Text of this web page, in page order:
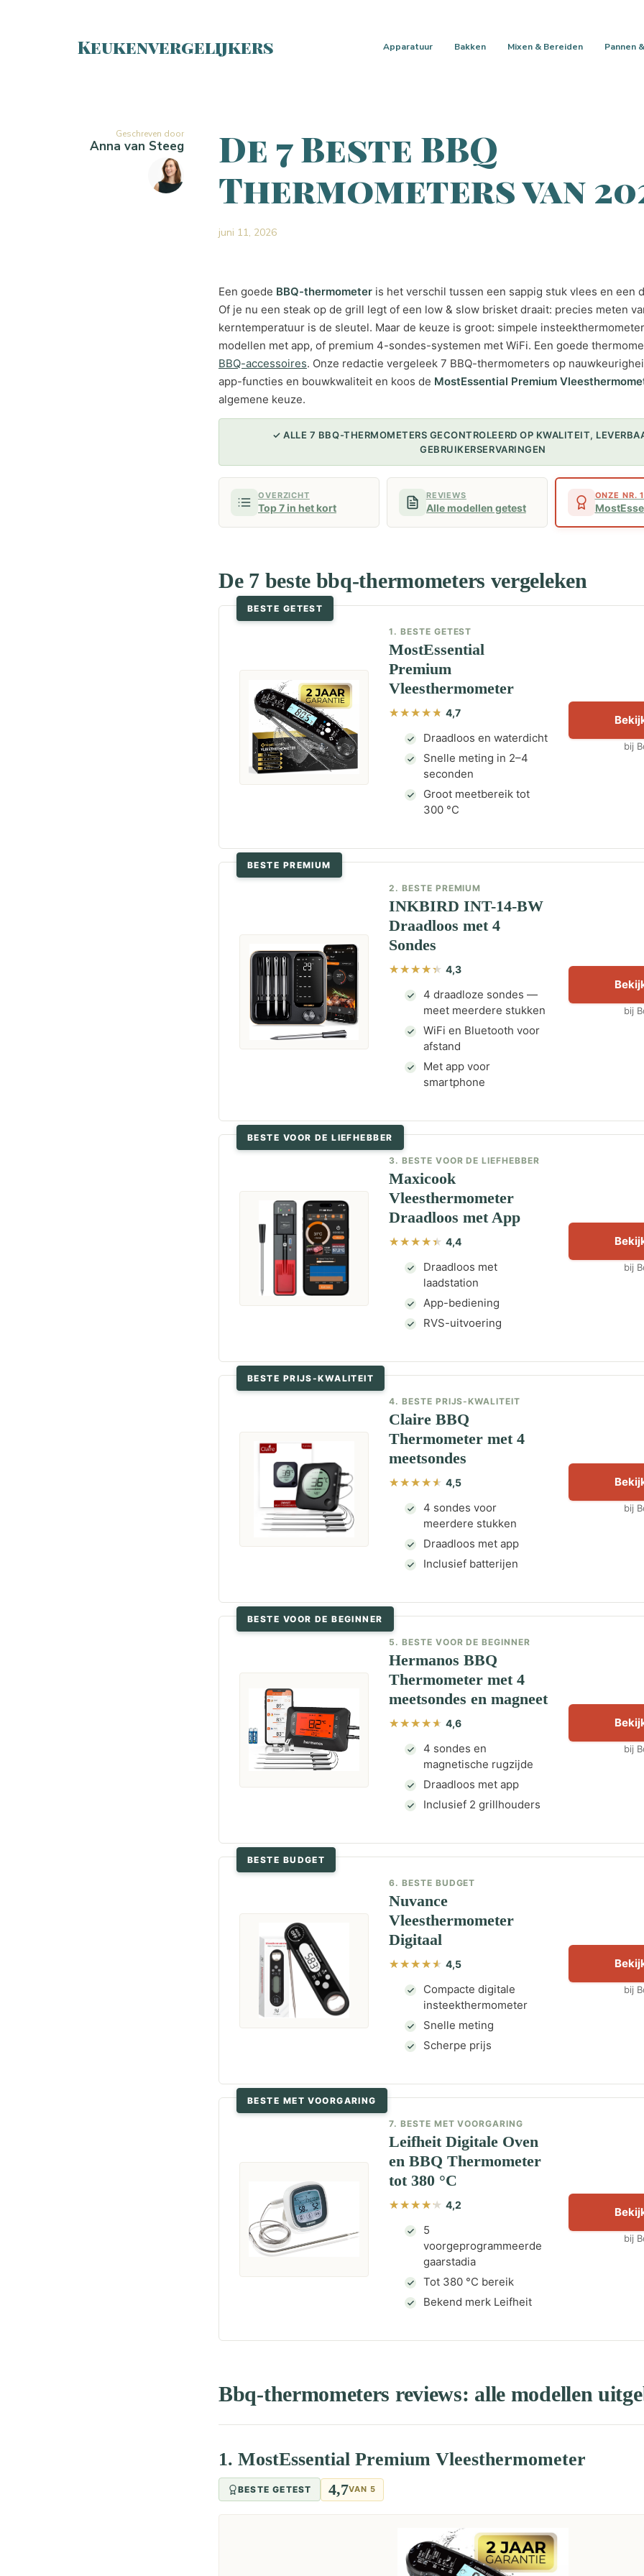
Keukenvergelijkers Apparatuur Bakken Mixen & Bereiden Pannen
Geschreven door
Anna van Steeg
De 7 Beste BBQ
Thermometers van
juni 11, 2026
Een goede BBQ-thermometer is het verschil tussen een sappig stuk vlees en een
Of je nu een steak op de grill legt of een low & slow brisket draait: precies meten
kerntemperatuur is de sleutel. Maar de keuze is groot: simpele
modellen met app, of premium 4-sondes-systemen met WiFi. Een goede
BBQ-accessoires. Onze redactie vergeleek 7 BBQ-thermometers op
app-functies en bouwkwaliteit en koos de MostEssential Premium
algemene keuze.
✓ ALLE 7 BBQ-THERMOMETERS GECONTROLEERD OP KWALITEIT,
GEBRUIKERSERVARINGEN
OVERZICHT
Top 7 in het kort
REVIEWS
Alle modellen getest
ONZE NR. 1
De 7 beste bbq-thermometers vergeleken
BESTE GETEST
1. BESTE GETEST
MostEssential
Premium
Vleesthermometer
4,7
Draadloos en waterdicht
Snelle meting in 2–4
seconden
Groot meetbereik tot
300 °C
bij
BESTE PREMIUM
2. BESTE PREMIUM
INKBIRD INT-14-BW
Draadloos met 4
Sondes
4,3
4 draadloze sondes —
meet meerdere stukken
WiFi en Bluetooth voor
afstand
Met app voor
smartphone
bij
BESTE VOOR DE LIEFHEBBER
3. BESTE VOOR DE LIEFHEBBER
Maxicook
Vleesthermometer
Draadloos met App
4,4
Draadloos met
laadstation
App-bediening
RVS-uitvoering
bij
BESTE PRIJS-KWALITEIT
4. BESTE PRIJS-KWALITEIT
Claire BBQ
Thermometer met 4
meetsondes
4,5
4 sondes voor
meerdere stukken
Draadloos met app
Inclusief batterijen
bij
BESTE VOOR DE BEGINNER
5. BESTE VOOR DE BEGINNER
Hermanos BBQ
Thermometer met 4
meetsondes en magneet
4,6
4 sondes en
magnetische rugzijde
Draadloos met app
Inclusief 2 grillhouders
bij
BESTE BUDGET
6. BESTE BUDGET
Nuvance
Vleesthermometer
Digitaal
4,5
Compacte digitale
insteekthermometer
Snelle meting
Scherpe prijs
bij
BESTE MET VOORGARING
7. BESTE MET VOORGARING
Leifheit Digitale Oven
en BBQ Thermometer
tot 380 °C
4,2
5
voorgeprogrammeerde
gaarstadia
Tot 380 °C bereik
Bekend merk Leifheit
bij
Bbq-thermometers reviews: alle modellen
1. MostEssential Premium Vleesthermometer
BESTE GETEST 4,7VAN 5